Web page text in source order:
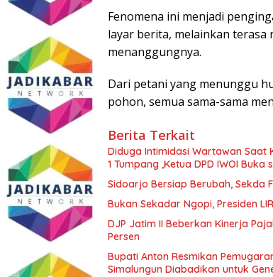
Fenomena ini menjadi
layar berita, melainkan terasa
menanggungnya.
Dari petani yang menunggu
pohon, semua sama-sama
Berita Terkait
Diduga Intimidasi Wartawan Saat
1 Tumpang ,Ketua DPD IWOI Buka
Sidoarjo Bersiap Berubah, Sekda
Bukan Sekadar Ngopi, Presiden
DJP Jatim II Beberkan Kinerja
Persen
Bupati Anton Resmikan
Simalungun Diabadikan untuk